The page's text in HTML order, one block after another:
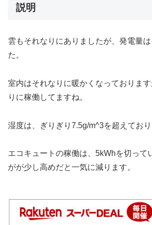
説明
雲もそれなりにありましたが、発電量
た。
室内はそれなりに暖かくなっておりま
りに稼働してますね。
湿度は、ぎりぎり7.5g/m^3を超えており
エコキュートの稼働は、5kWhを切って
がが少し高めだと一気に減ります。